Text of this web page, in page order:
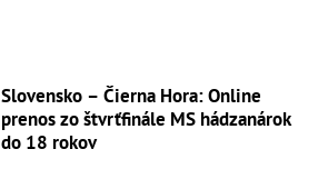
Slovensko – Čierna Hora: Online
prenos zo štvrťfinále MS hádzanárok
do 18 rokov